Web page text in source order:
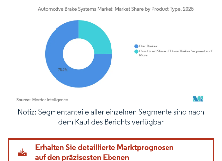
Bild © Mordor Intelligence. Wiederverwendung erfordert Namensnennung